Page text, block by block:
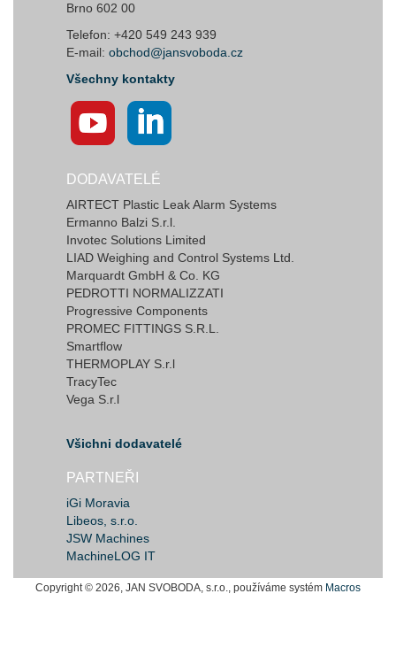
Brno 602 00
Telefon: +420 549 243 939
E-mail: obchod@jansvoboda.cz
Všechny kontakty
DODAVATELÉ
AIRTECT Plastic Leak Alarm Systems
Ermanno Balzi S.r.l.
Invotec Solutions Limited
LIAD Weighing and Control Systems Ltd.
Marquardt GmbH & Co. KG
PEDROTTI NORMALIZZATI
Progressive Components
PROMEC FITTINGS S.R.L.
Smartflow
THERMOPLAY S.r.l
TracyTec
Vega S.r.l
Všichni dodavatelé
PARTNEŘI
iGi Moravia
Libeos, s.r.o.
JSW Machines
MachineLOG IT
Copyright © 2026, JAN SVOBODA, s.r.o., používáme systém Macros